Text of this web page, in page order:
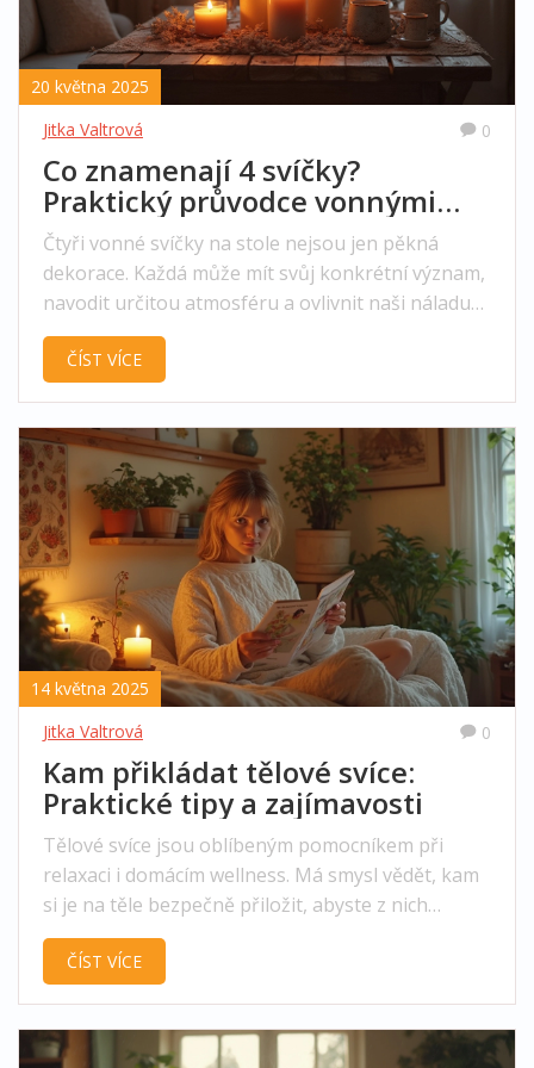
20 května 2025
Jitka Valtrová
0
Co znamenají 4 svíčky?
Praktický průvodce vonnými
svíčkami
Čtyři vonné svíčky na stole nejsou jen pěkná
dekorace. Každá může mít svůj konkrétní význam,
navodit určitou atmosféru a ovlivnit naši náladu
nebo vzpomínky. Dozvíte se, jak si správně vybrat
kombinaci vůní, jak je používat v různých situacích
Zjistíte i zajímavosti o tradicích, tipy na vyladění
interiéru a jak ze svíček vytěžit co nejvíc pro váš
domov. Praktické rady vám ušetří zklamání i
peníze.
ČÍST VÍCE
14 května 2025
Jitka Valtrová
0
Kam přikládat tělové svíce:
Praktické tipy a zajímavosti
Tělové svíce jsou oblíbeným pomocníkem při
relaxaci i domácím wellness. Má smysl vědět, kam
si je na těle bezpečně přiložit, abyste z nich
vytěžili co nejvíc. Prozkoumáme nejčastější místa,
ale taky poradím, čemu se raději vyhnout.
často lidi překvapí. Čtěte dál a zjistíte, jak tělové
svíce skutečně používat doma.
ČÍST VÍCE